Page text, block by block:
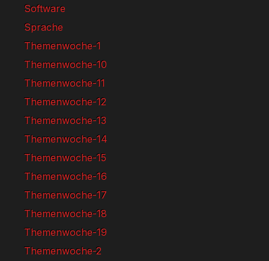
Software
Sprache
Themenwoche-1
Themenwoche-10
Themenwoche-11
Themenwoche-12
Themenwoche-13
Themenwoche-14
Themenwoche-15
Themenwoche-16
Themenwoche-17
Themenwoche-18
Themenwoche-19
Themenwoche-2